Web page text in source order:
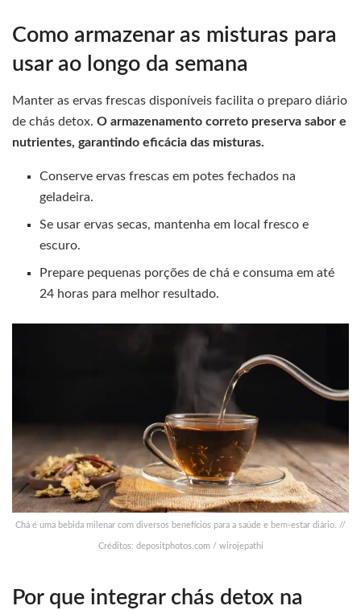
Como armazenar as misturas para
usar ao longo da semana
Manter as ervas frescas disponíveis facilita o preparo diário
de chás detox. O armazenamento correto preserva sabor e
nutrientes, garantindo eficácia das misturas.
Conserve ervas frescas em potes fechados na
geladeira.
Se usar ervas secas, mantenha em local fresco e
escuro.
Prepare pequenas porções de chá e consuma em até
24 horas para melhor resultado.
Chá é uma bebida milenar com diversos benefícios para a saúde e bem-estar diário. //
Créditos: depositphotos.com / wirojepathi
Por que integrar chás detox na